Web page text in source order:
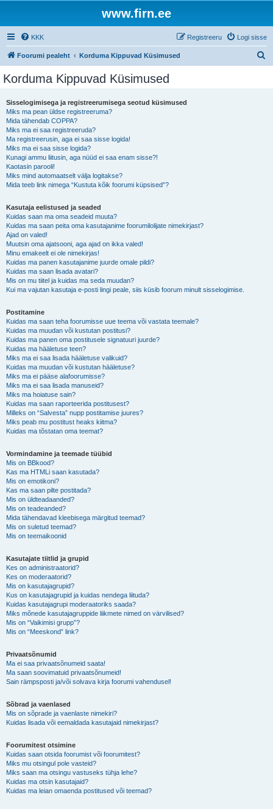
www.firn.ee
KKK Logi sisse
Registreeru
Foorumi pealeht Korduma Kippuvad Küsimused
Korduma Kippuvad Küsimused
Sisselogimisega ja registreerumisega seotud küsimused
Miks ma pean üldse registreeruma?
Mida tähendab COPPA?
Miks ma ei saa registreeruda?
Ma registreerusin, aga ei saa sisse logida!
Miks ma ei saa sisse logida?
Kunagi ammu liitusin, aga nüüd ei saa enam sisse?!
Kaotasin parooli!
Miks mind automaatselt välja logitakse?
Mida teeb link nimega “Kustuta kõik foorumi küpsised”?
Kasutaja eelistused ja seaded
Kuidas saan ma oma seadeid muuta?
Kuidas ma saan peita oma kasutajanime foorumilolijate nimekirjast?
Ajad on valed!
Muutsin oma ajatsooni, aga ajad on ikka valed!
Minu emakeelt ei ole nimekirjas!
Kuidas ma panen kasutajanime juurde omale pildi?
Kuidas ma saan lisada avatari?
Mis on mu tiitel ja kuidas ma seda muudan?
Kui ma vajutan kasutaja e-posti lingi peale, siis küsib foorum minult sisselogimise.
Postitamine
Kuidas ma saan teha foorumisse uue teema või vastata teemale?
Kuidas ma muudan või kustutan postitusi?
Kuidas ma panen oma postitusele signatuuri juurde?
Kuidas ma hääletuse teen?
Miks ma ei saa lisada hääletuse valikuid?
Kuidas ma muudan või kustutan hääletuse?
Miks ma ei pääse alafoorumisse?
Miks ma ei saa lisada manuseid?
Miks ma hoiatuse sain?
Kuidas ma saan raporteerida postitusest?
Milleks on “Salvesta” nupp postitamise juures?
Miks peab mu postitust heaks kiitma?
Kuidas ma tõstatan oma teemat?
Vormindamine ja teemade tüübid
Mis on BBkood?
Kas ma HTMLi saan kasutada?
Mis on emotikoni?
Kas ma saan pilte postitada?
Mis on üldteadaanded?
Mis on teadeanded?
Mida tähendavad kleebisega märgitud teemad?
Mis on suletud teemad?
Mis on teemaikoonid
Kasutajate tiitlid ja grupid
Kes on administraatorid?
Kes on moderaatorid?
Mis on kasutajagrupid?
Kus on kasutajagrupid ja kuidas nendega liituda?
Kuidas kasutajagrupi moderaatoriks saada?
Miks mõnede kasutajagruppide liikmete nimed on värvilised?
Mis on “Vaikimisi grupp”?
Mis on “Meeskond” link?
Privaatsõnumid
Ma ei saa privaatsõnumeid saata!
Ma saan soovimatuid privaatsõnumeid!
Sain rämpsposti ja/või solvava kirja foorumi vahendusel!
Sõbrad ja vaenlased
Mis on sõprade ja vaenlaste nimekiri?
Kuidas lisada või eemaldada kasutajaid nimekirjast?
Foorumitest otsimine
Kuidas saan otsida foorumist või foorumitest?
Miks mu otsingul pole vasteid?
Miks saan ma otsingu vastuseks tühja lehe?
Kuidas ma otsin kasutajaid?
Kuidas ma leian omaenda postitused või teemad?